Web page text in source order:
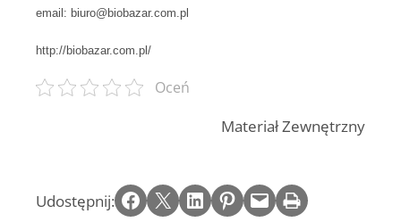
email: biuro@biobazar.com.pl
http://biobazar.com.pl/
Oceń
Materiał Zewnętrzny
Udostępnij: Share on Facebook Email this Page Share on LinkedIn Share on Pinterest Email this Page Print this Page